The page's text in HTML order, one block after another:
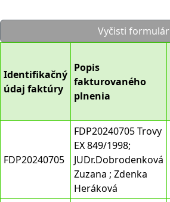
Vyčisti formulár
Identifikačný
údaj faktúry
Popis
fakturovaného
plnenia
FDP20240705
FDP20240705 Trovy
EX 849/1998;
JUDr.Dobrodenková
Zuzana ; Zdenka
Heráková